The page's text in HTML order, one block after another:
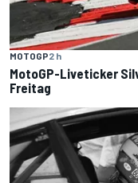
MOTOGP2 h
MotoGP-Liveticker
Freitag